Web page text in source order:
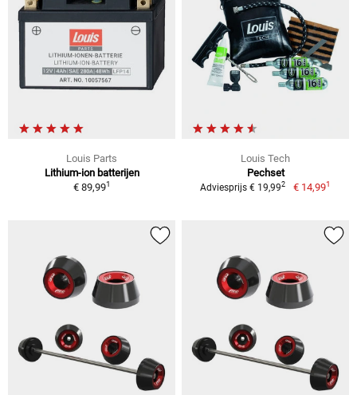
Louis Parts
Lithium-ion batterijen
€ 89,991
Louis Tech
Pechset
Adviesprijs € 19,992 € 14,991